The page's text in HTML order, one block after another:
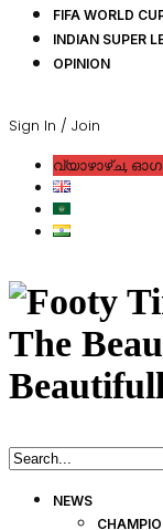
FIFA WORLD
INDIAN SUPER
OPINION
Sign In / Join
വ്യാഴാഴ്‌ച,
The
NEWS